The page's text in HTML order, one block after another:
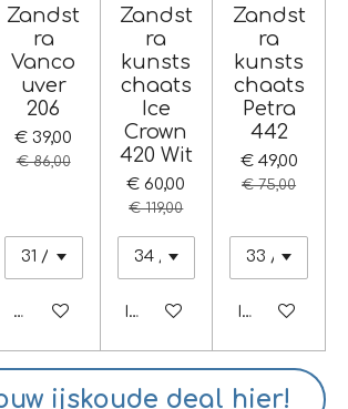
Zandst
ra
Vanco
uver
206
€ 39,00
€ 86,00
Houd mij op de hoogte
Zandst
ra
kunsts
chaats
Ice
Crown
420 Wit
€ 60,00
€ 119,00
In winkelwagen
Zandst
ra
kunsts
chaats
Petra
442
€ 49,00
€ 75,00
In
ijskoude deal hier!